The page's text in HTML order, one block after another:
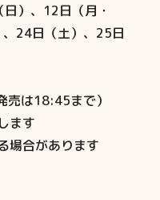
）、12日（月・
24日（土）、25日
は18:45まで）
ます
場合があります